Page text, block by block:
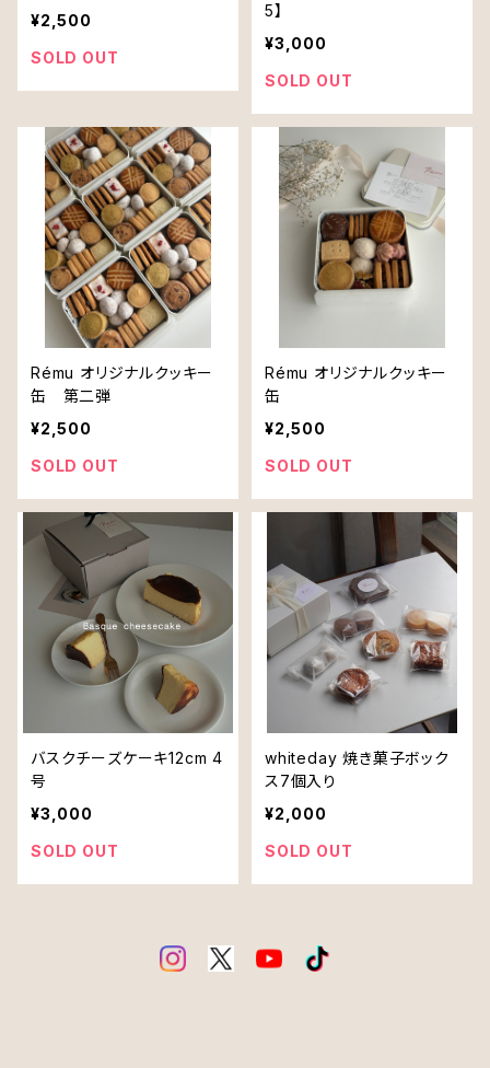
¥2,500
SOLD OUT
5】
¥3,000
SOLD OUT
Rému オリジナルクッキー
缶 第二弾
¥2,500
SOLD OUT
Rému オリジナルクッキー
缶
¥2,500
SOLD OUT
バスクチーズケーキ12cm 4
号
¥3,000
SOLD OUT
whiteday 焼き菓子ボック
ス7個入り
¥2,000
SOLD OUT